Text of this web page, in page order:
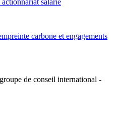
carbone et engagements
de conseil international -